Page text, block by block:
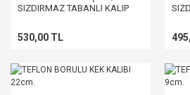
SIZDIRMAZ TABANLI KALIP
530,00 TL